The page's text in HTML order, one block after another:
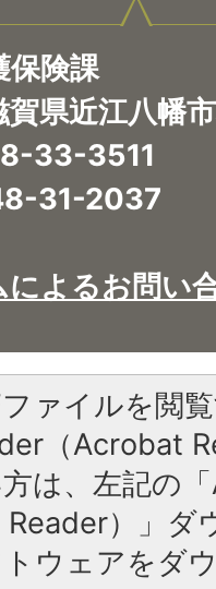
保険課
県近江八幡
33-3511
31-2037
よるお問い
ァイルを閲
（Acrobat
は、左記の
）」ダ
ウェアをダ